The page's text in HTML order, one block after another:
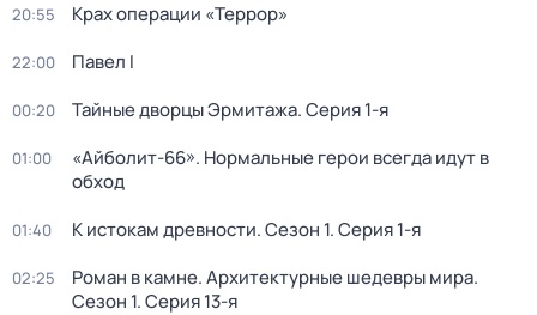
20:55 Крах операции «Террор»
22:00 Павел I
00:20 Тайные дворцы Эрмитажа. Серия 1-я
01:00
«Айболит-66». Нормальные герои всегда идут в
обход
01:40 К истокам древности. Сезон 1. Серия 1-я
02:25 Роман в камне. Архитектурные шедевры мира.
Сезон 1. Серия 13-я